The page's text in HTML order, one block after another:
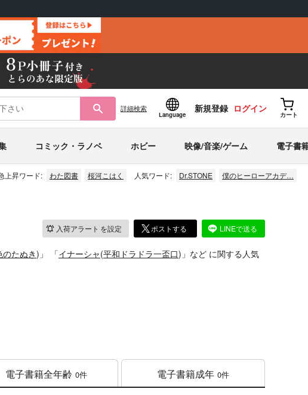
詳細検索
Language
新規登録 ログイン
カート
コミック・ラノベ ホビー 映像/音楽/ゲーム 電子書
上昇ワード: わた図書 桜河こはく 人気ワード: Dr.STONE 僕のヒーローアカデ…
入荷アラート を設定 ポストする LINEで送る
のたぬき)」 「イナーシャ(平和ドラドラ一盃口)」 など に関する人気
電子書籍全年齢 0件 電子書籍成年 0件